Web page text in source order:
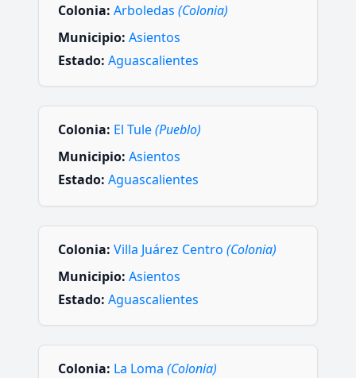
Colonia: Arboledas (Colonia)
Municipio: Asientos
Estado: Aguascalientes
Colonia: El Tule(Pueblo)
Municipio: Asientos
Estado: Aguascalientes
Colonia: Villa Juárez Centro (Colonia)
Municipio: Asientos
Estado: Aguascalientes
Colonia: La Loma (Colonia)